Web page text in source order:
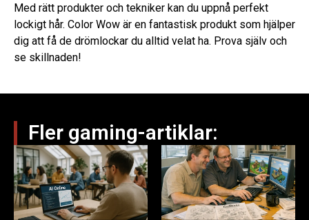
Med rätt produkter och tekniker kan du uppnå perfekt
lockigt hår. Color Wow är en fantastisk produkt som hjälper
dig att få de drömlockar du alltid velat ha. Prova själv och
se skillnaden!
Fler gaming-artiklar: